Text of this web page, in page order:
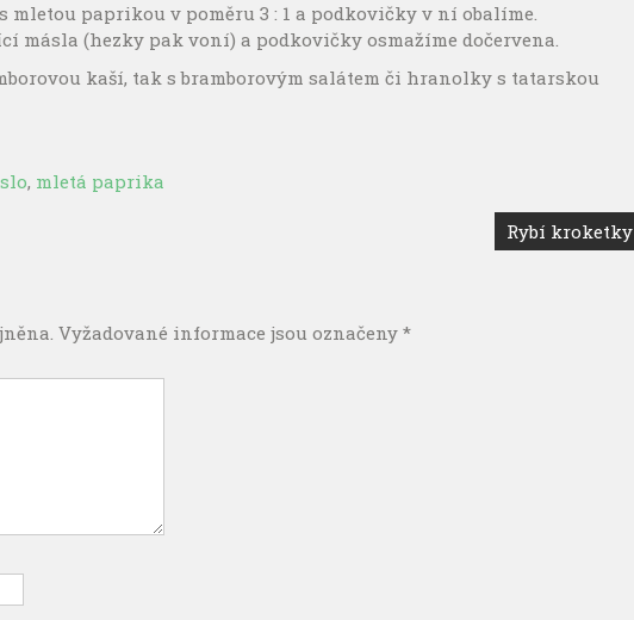
mletou paprikou v poměru 3 : 1 a podkovičky v ní obalíme.
másla (hezky pak voní) a podkovičky osmažíme dočervena.
kaší, tak s bramborovým salátem či hranolky s tatarskou
, mletá paprika
Rybí kroketky
Vyžadované informace jsou označeny *